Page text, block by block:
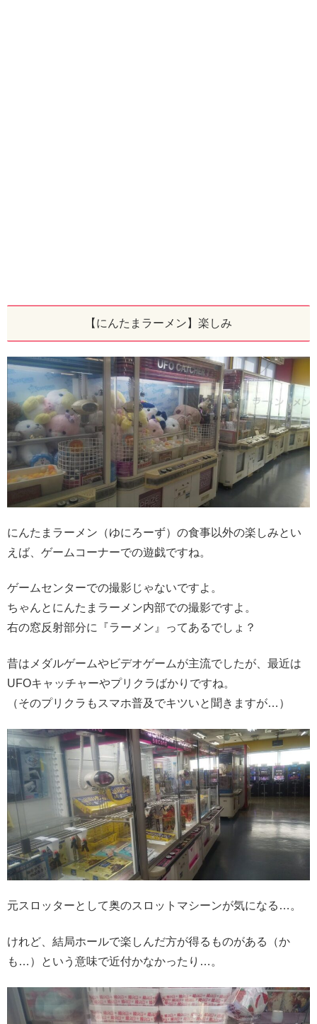
【にんたまラーメン】楽しみ
にんたまラーメン（ゆにろーず）の食事以外の楽しみとい
えば、ゲームコーナーでの遊戯ですね。
ゲームセンターでの撮影じゃないですよ。
ちゃんとにんたまラーメン内部での撮影ですよ。
右の窓反射部分に『ラーメン』ってあるでしょ？
昔はメダルゲームやビデオゲームが主流でしたが、最近は
UFOキャッチャーやプリクラばかりですね。
（そのプリクラもスマホ普及でキツいと聞きますが…）
元スロッターとして奥のスロットマシーンが気になる…。
けれど、結局ホールで楽しんだ方が得るものがある（か
も…）という意味で近付かなかったり…。